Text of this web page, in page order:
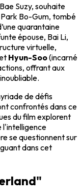
Bae Suzy, souhaite
Park Bo-Gum, tombé
quarantaine
épouse, Bai Li,
virtuelle,
Hyun-Soo(incarné
offrant aux
inoubliable.
de défis
confrontés dans ce
du film explorent
l'intelligence
se questionnent sur
dans cet